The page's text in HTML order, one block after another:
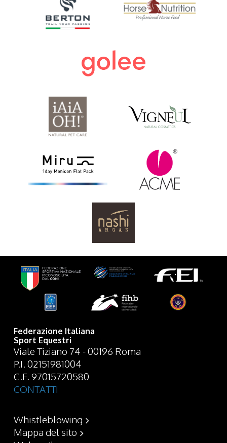
Federazione Italiana
Sport Equestri
Viale Tiziano 74 - 00196 Roma
P.I. 02151981004
C.F. 97015720580
CONTATTI
Whistleblowing
Mappa del sito